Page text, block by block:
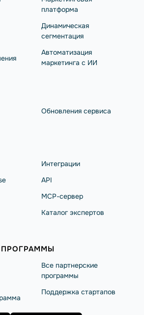
платформа
Динамическая
сегментация
Автоматизация
маркетинга с ИИ
Обновления сервиса
Интеграции
API
MCP-сервер
Каталог экспертов
ПРОГРАММЫ
Все партнерские
программы
Поддержка стартапов